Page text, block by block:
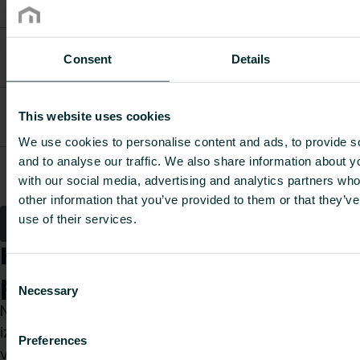
Consent Details
This website uses cookies
We use cookies to personalise content and ads, to provide
and to analyse our traffic. We also share information about
with our social media, advertising and analytics partners
other information that you’ve provided to them or that
use of their services.
Selection
Necessary
Preferences
A06110500001SP10
Purmo side
0.2356 -
A06110550001SP00
panel 11 55
A06110550001SP10
Purmo side
panel 11 55
cm left
0.2629 -
1 2 3
Kā mēs varam Jums
palīdzēt?
Neatkarīgi no tā, vai esat specifikāciju
izstrādātājs, uzstādītājs, arhitekts, plānotājs,
vairumtirgotājs vai gala lietotājs, izvēlieties